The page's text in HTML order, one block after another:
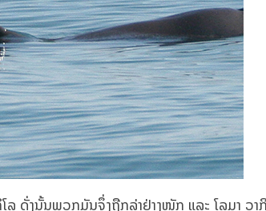
ໂລ ດັ່ງນັ້ນພວກມັນຈຶ່ງຖືກລ່າຢ່າງໜັກ ແລະ ໂລມາ